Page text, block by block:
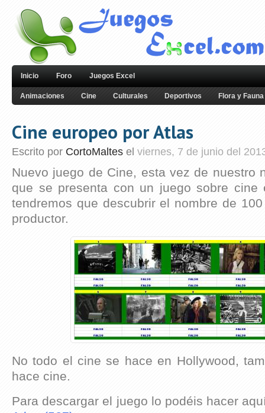
Inicio Foro Juegos Excel
Animaciones Cine Culturales Deportivos Flora y Fauna
Cine europeo por Atlas
Escrito por CortoMaltes el viernes, 7 de junio del
Nuevo juego de Cine, esta vez de nuestro
que se presenta con un juego sobre cine
tendremos que descubrir el nombre de
productor.
No todo el cine se hace en Hollywood,
hace cine.
Para descargar el juego lo podéis hacer